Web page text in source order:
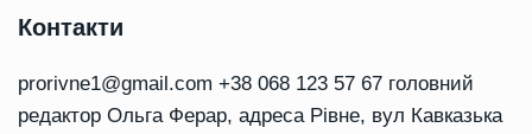
Контакти
prorivne1@gmail.com +38 068 123 57 67 головний
редактор Ольга Ферар, адреса Рівне, вул Кавказька